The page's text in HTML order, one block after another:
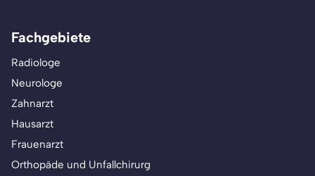
Fachgebiete
Radiologe
Neurologe
Zahnarzt
Hausarzt
Frauenarzt
Orthopäde und Unfallchirurg